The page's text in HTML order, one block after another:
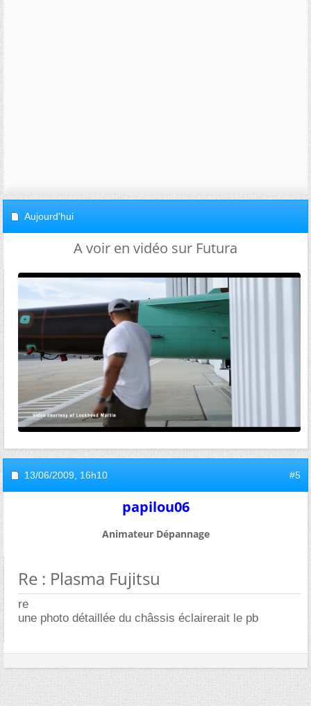
Aujourd'hui
A voir en vidéo sur Futura
13/06/2009, 16h10 #5
papilou06
Animateur Dépannage
Re : Plasma Fujitsu
re
une photo détaillée du châssis éclairerait le pb